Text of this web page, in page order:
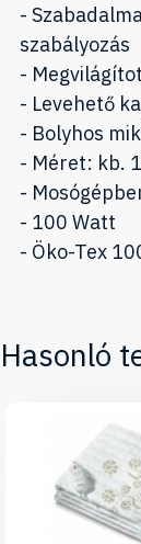
-
szabályozás
-
- Levehető
- Bolyhos
- Méret: kb.
-
- 100 Watt
- Öko-Tex
Hasonló